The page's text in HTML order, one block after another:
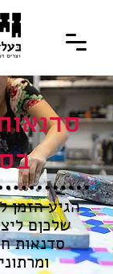
הגיע הזמן
שלכןם
סדנאות